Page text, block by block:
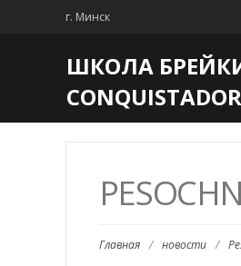
г. Минск
ШКОЛА
CONQUISTADOR
Главная / новости /